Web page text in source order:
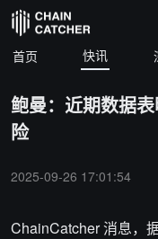
首页 快讯
鲍曼：近期数据
险
2025-09-26 17:01:54
ChainCatcher 消息，